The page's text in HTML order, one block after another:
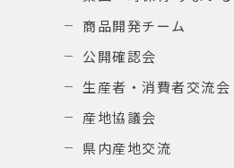
商品開発チーム
公開確認会
生産者・消費者交流会
産地協議会
県内産地交流